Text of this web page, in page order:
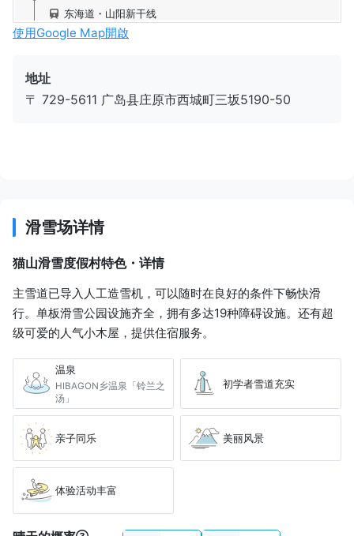
东海道・山阳新干线
86 分 JPY 10,630
芸備线
三次站
77 分 JPY 840
備後落合站
出租车
15 分 JPY 2,980
猫山滑雪度假村
使用Google Map開啟
地址
〒 729-5611 广岛县庄原市西城町三坂5190-50
滑雪场详情
猫山滑雪度假村特色・详情
主雪道已导入人工造雪机，可以随时在良好的条件下畅快滑
行。单板滑雪公园设施齐全，拥有多达19种障碍设施。还有超
级可爱的人气小木屋，提供住宿服务。
温泉
HIBAGON乡温泉「铃兰之
汤」
初学者雪道充实
亲子同乐 美丽风景
体验活动丰富